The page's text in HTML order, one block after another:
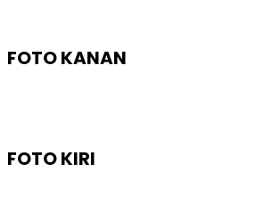
FOTO KANAN
FOTO KIRI